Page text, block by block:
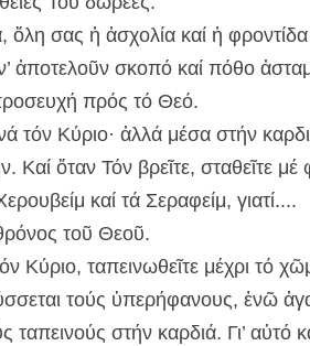
ὅλη σας ἡ ἀσχολία καί ἡ φροντίδα
ἀποτελοῦν σκοπό καί πόθο
πρός τό Θεό.
τόν Κύριο· ἀλλά μέσα στήν
Καί ὅταν Τόν βρεῖτε, σταθεῖτε
καί τά Σεραφείμ, γιατί....
τοῦ Θεοῦ.
Κύριο, ταπεινωθεῖτε μέχρι τό
τούς ὑπερήφανους, ἐνῶ
ταπεινούς στήν καρδιά. Γι’ αὐτό